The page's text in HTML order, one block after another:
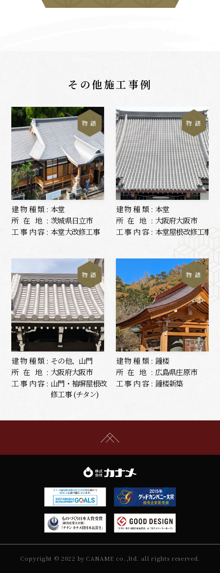
その他施工事例
物 語
建物種類: 本堂
所在地: 茨城県日立市
工事内容: 本堂大改修工事
物 語
建物種類: 本堂
所在地: 大阪府大阪市
工事内容: 本堂屋根改修工事
物 語
建物種類: その他、山門
所在地: 大阪府大阪市
工事内容: 山門・袖塀屋根改
修工事 (チタン)
物 語
建物種類: 鐘楼
所在地: 広島県庄原市
工事内容: 鐘楼新築
Copyright © 2022 by CANAME co.,ltd. all rights reserved.